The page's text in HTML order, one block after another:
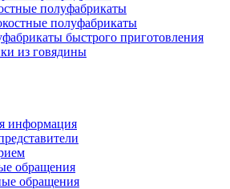
полуфабрикаты
полуфабрикаты
быстрого приготовления
из говядины
информация
обращения
обращения